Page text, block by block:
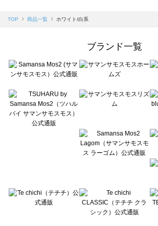
Samansa Mos2 blue（サマンサモスモス ブルー）の一覧
Te chichi（テチチ）の一覧
Te chichi CLASSIC（テチチ クラシック）の一覧
Lugnoncure（ルノンキュール）の一覧
BETTY'S BLUE（べティーズブルー）の一覧
Wpc.（ワールドパーティー）の一覧
TOP 商品一覧 ホワイト/白系
ブランド一覧